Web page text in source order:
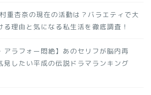
重杏奈の現在の活動は？バラエティで大
る理由と気になる私生活を徹底調査！
アラフォー悶絶】あのセリフが脳内再
見したい平成の伝説ドラマランキング